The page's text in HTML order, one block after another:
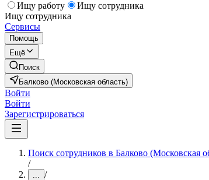
Ищу работу
Ищу сотрудника
Ищу сотрудника
Сервисы
Помощь
Ещё
Поиск
Балково (Московская область)
Войти
Войти
Зарегистрироваться
Поиск сотрудников в Балково (Московская
/
... /